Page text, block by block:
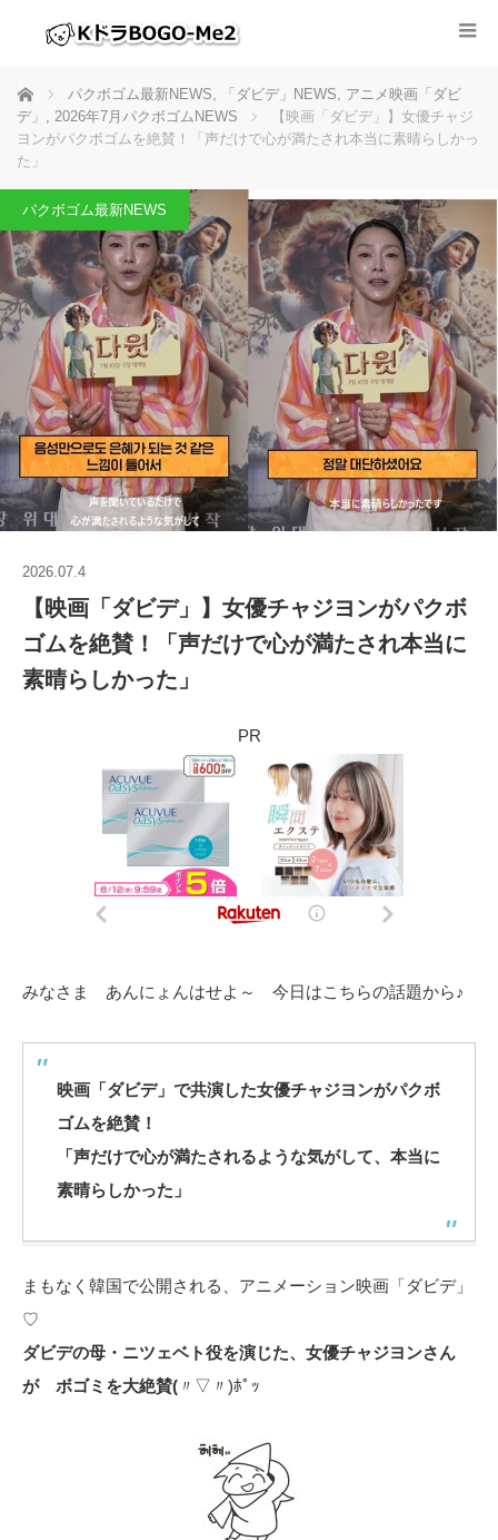
ホーム パクボゴム最新NEWS, 「ダビデ」NEWS, アニメ映画「ダビ
デ」 , 2026年7月パクボゴムNEWS
【映画「ダビデ」】女優チャジ
ヨンがパクボゴムを絶賛！「声だけで心が満たされ本当に素晴らしかっ
た」
パクボゴム最新NEWS
2026.07.4
【映画「ダビデ」】女優チャジヨンがパクボ
ゴムを絶賛！「声だけで心が満たされ本当に
素晴らしかった」
PR
みなさま あんにょんはせよ～ 今日はこちらの話題から♪
映画「ダビデ」で共演した女優チャジヨンがパクボ
ゴムを絶賛！
「声だけで心が満たされるような気がして、本当に
素晴らしかった」
まもなく韓国で公開される、アニメーション映画「ダビデ」
♡
ダビデの母・ニツェベト役を演じた、女優チャジヨンさん
が ボゴミを大絶賛( 〃▽〃)ﾎﾟｯ